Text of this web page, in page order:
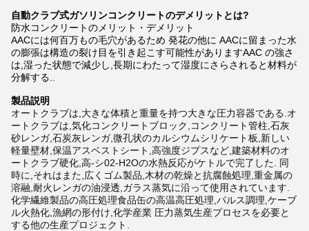
自動クラブ式ガソリンコンクリートのデメリットとは?
防水コンクリートのメリット・デメリット
AACには何百万もの毛穴があるため 発花の他に AACに留まった水
の膨張は構造の裂け目を引き起こす可能性がありますAAC の強さ
は,湿った状態で減少し,長期にわたって湿度にさらされると材料が
分解する..
製品説明
オートクラブは,大きな体積と重量を持つ大きな圧力容器である.オ
ートクラブは,気化コンクリートブロック,コンクリート管柱,石灰
砂レンガ,石炭灰レンガ,微孔状のカルシウムシリケート板,新しい
軽量壁材,保温アスベストシート,高強度ジプスなど,建築材料のオ
ートクラブ硬化,高-シ02-H2Oの水熱反応がケトルで完了した. 同
時に,それはまた,広くゴム製品,木材の乾燥と抗腐蝕処理,重金属の
溶融,耐火レンガの油浸透,ガラス蒸気に沿って使用されています.
化学繊維製品の高圧処理食品缶の高温高圧処理,パルス調理,ケーブ
ル火熱化,漁網の形付け,化学産業 圧力蒸気生産プロセスを必要と
する他の生産プロジェクト.